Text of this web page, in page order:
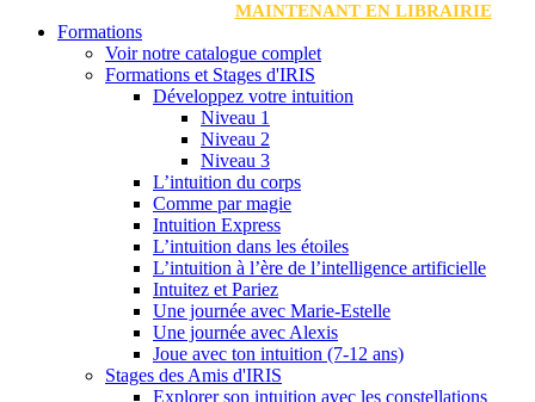
MAINTENANT EN LIBRAIRIE
Formations
Voir notre catalogue complet
Formations et Stages d'IRIS
Développez votre intuition
Niveau 1
Niveau 2
Niveau 3
L’intuition du corps
Comme par magie
Intuition Express
L’intuition dans les étoiles
L’intuition à l’ère de l’intelligence artificielle
Intuitez et Pariez
Une journée avec Marie-Estelle
Une journée avec Alexis
Joue avec ton intuition (7-12 ans)
Stages des Amis d'IRIS
Explorer son intuition avec les constellations